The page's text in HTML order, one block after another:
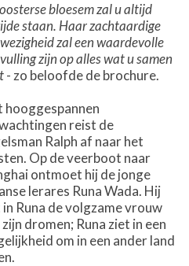
bloesem zal u altijd
staan. Haar zachtaardige
zal een waardevolle
zijn op alles wat u samen
- zo beloofde de brochure.
hooggespannen
reist de
Ralph af naar het
Op de veerboot naar
ontmoet hij de jonge
lerares Runa Wada. Hij
in Runa de volgzame vrouw
dromen; Runa ziet in een
om in een ander land